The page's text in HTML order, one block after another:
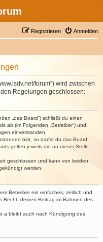
Anmelden
Registrieren
forum“) wird zwischen
Regelungen geschlossen:
„das Board“) schließt du einen
ab (im Folgenden „Betreiber“) und
einverstanden.
bist, so darfst du das Board
gelten jeweils die an dieser Stelle
geschlossen und kann von beiden
werden.
Betreiber ein einfaches, zeitlich und
Recht, deinen Beitrag im Rahmen des
a bleibt auch nach Kündigung des